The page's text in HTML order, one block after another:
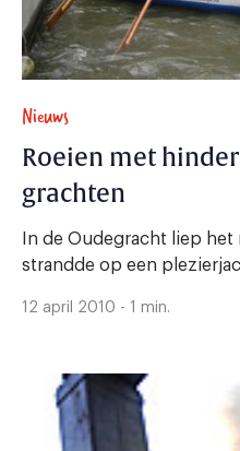
Nieuws
Roeien met
grachten
In de Oudegracht liep
strandde op een
12 april 2010 - 1 min.